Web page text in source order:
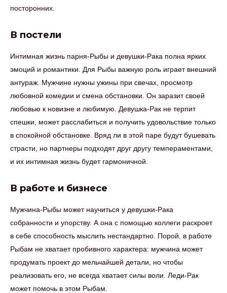
посторонних.
В постели
Интимная жизнь парня-Рыбы и девушки-Рака полна ярких
эмоций и романтики. Для Рыбы важную роль играет внешний
антураж. Мужчине нужны ужины при свечах, просмотр
любовной комедии и смена обстановки. Он заразит своей
любовью к новизне и любимую. Девушка-Рак не терпит
спешки, может расслабиться и получить удовольствие только
в спокойной обстановке. Вряд ли в этой паре будут бушевать
страсти, но партнеры подходят друг другу темпераментами,
и их интимная жизнь будет гармоничной.
В работе и бизнесе
Мужчина-Рыбы может научиться у девушки-Рака
собранности и упорству. А она с помощью коллеги раскроет
в себе способность мыслить нестандартно. Порой, в работе
Рыбам не хватает пробивного характера: мужчина может
продумать проект до мельчайшей детали, но чтобы
реализовать его, не всегда хватает силы воли. Леди-Рак
может помочь в этом Рыбам.